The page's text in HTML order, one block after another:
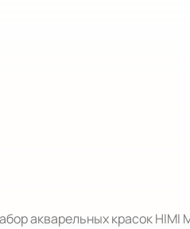
акварельных красок HIMI